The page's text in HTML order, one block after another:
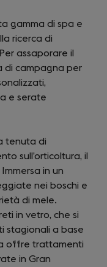
gamma di spa e
ricerca di
assaporare il
di campagna per
e serate
tenuta di
sull’orticoltura, il
in un
nei boschi e
di mele.
in vetro, che si
stagionali a base
offre trattamenti
in Gran